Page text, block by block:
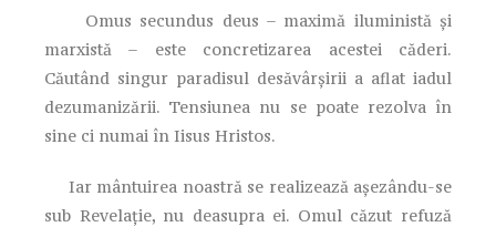
Omus secundus deus – maximă iluministă şi
marxistă – este concretizarea acestei căderi.
Căutând singur paradisul desăvârşirii a aflat iadul
dezumanizării. Tensiunea nu se poate rezolva în
sine ci numai în Iisus Hristos.
Iar mântuirea noastră se realizează aşezându-se
sub Revelaţie, nu deasupra ei. Omul căzut refuză